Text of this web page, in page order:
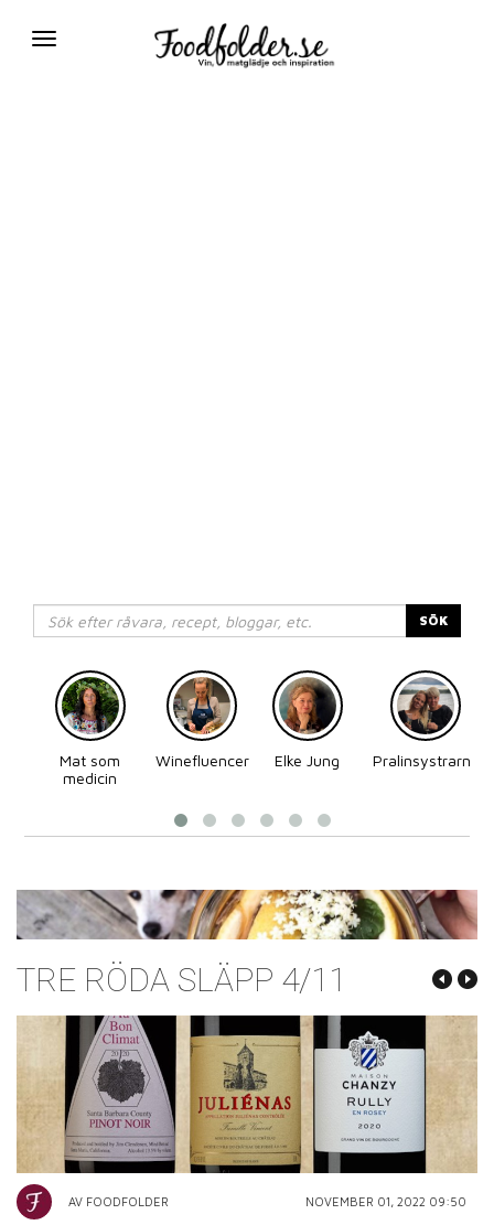
Växla
SÖK
Mat som
medicin
Winefluencer Elke Jung
Pralinsystrarna
TRE RÖDA SLÄPP 4/11
AV FOODFOLDER NOVEMBER 01, 2022 09:50